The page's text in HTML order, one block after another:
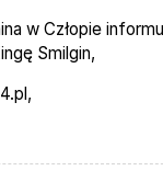
w Człopie
Smilgin,